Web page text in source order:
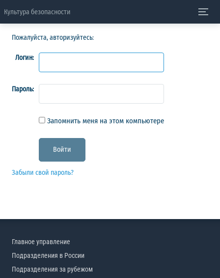
Культура безопасности
Пожалуйста, авторизуйтесь:
Логин:
Пароль:
Запомнить меня на этом компьютере
Забыли свой пароль?
Главное управление
Подразделения в России
Подразделения за рубежом